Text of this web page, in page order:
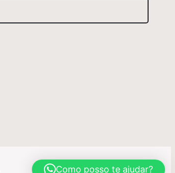
Como posso te ajudar?